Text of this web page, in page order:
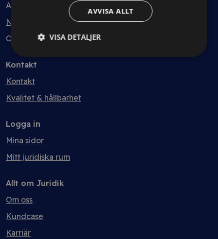
Avtalsmallar
Nyheter
Ordlista
Kontakt
Kontakt
Kvalitet & hållbarhet
Logga in
Mina sidor
Mitt juridiska rum
Allt om Juridik
Om oss
Kundcase
Karriär
AVVISA ALLT
VISA DETALJER